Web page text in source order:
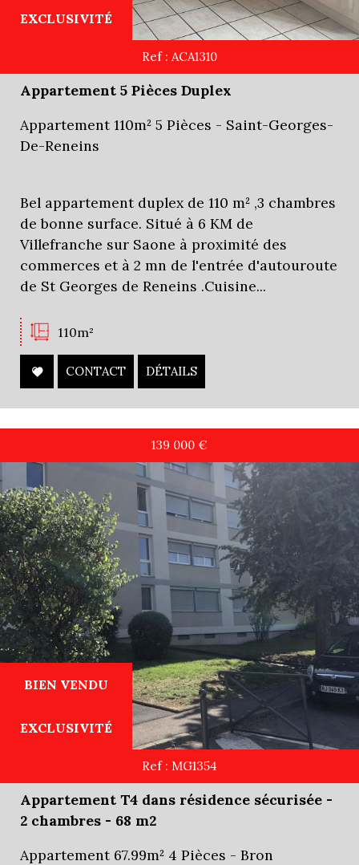
EXCLUSIVITÉ
Ref : ACA1310
Appartement 5 Pièces Duplex
Appartement 110m² 5 Pièces - Saint-Georges-
De-Reneins
Bel appartement duplex de 110 m² ,3 chambres
de bonne surface. Situé à 6 KM de
Villefranche sur Saone à proximité des
commerces et à 2 mn de l'entrée d'autouroute
de St Georges de Reneins .Cuisine...
110m²
CONTACT DÉTAILS
BIEN VENDU
EXCLUSIVITÉ
139 000 €
Ref : MG1354
Appartement T4 dans résidence sécurisée -
2 chambres - 68 m2
Appartement 67.99m² 4 Pièces - Bron